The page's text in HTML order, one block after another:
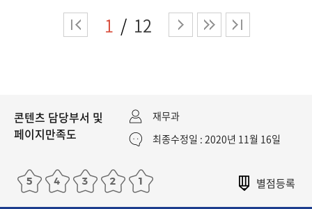
1 12
콘텐츠 담당부서 및
페이지만족도
재무과
최종수정일 : 2020년 11월 16일